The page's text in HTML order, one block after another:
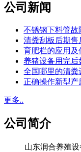
公司新闻
不锈钢下料管故
清粪刮板后期售
育肥栏的应用及
养猪设备用完后
全国哪里的清粪
正确操作新型产
更多..
公司简介
山东润合养殖设